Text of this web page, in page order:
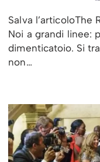
Salva l’articoloThe
Noi a grandi linee:
dimenticatoio. Si
non…